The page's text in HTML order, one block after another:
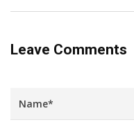
Leave Comments